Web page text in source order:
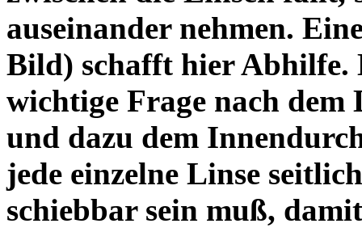
auseinander nehmen.
Bild) schafft hier Abhilfe.
wichtige Frage nach dem
und dazu dem
jede einzelne Linse
schiebbar sein muß,